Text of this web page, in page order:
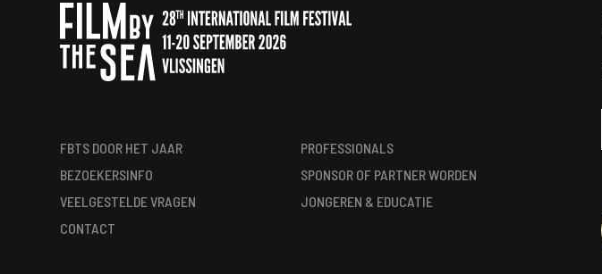
FBTS DOOR HET JAAR
BEZOEKERSINFO
VEELGESTELDE VRAGEN
CONTACT
PROFESSIONALS
SPONSOR OF PARTNER WORDEN
JONGEREN & EDUCATIE